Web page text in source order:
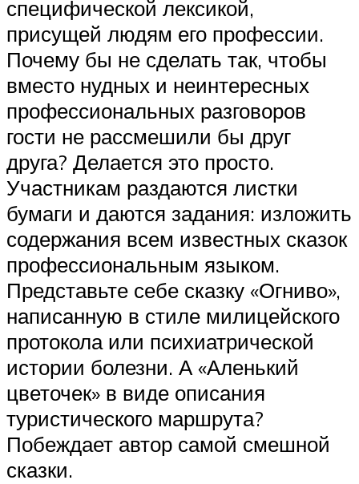
специфической лексикой,
присущей людям его профессии.
Почему бы не сделать так, чтобы
вместо нудных и неинтересных
профессиональных разговоров
гости не рассмешили бы друг
друга? Делается это просто.
Участникам раздаются листки
бумаги и даются задания: изложить
содержания всем известных сказок
профессиональным языком.
Представьте себе сказку «Огниво»,
написанную в стиле милицейского
протокола или психиатрической
истории болезни. А «Аленький
цветочек» в виде описания
туристического маршрута?
Побеждает автор самой смешной
сказки.